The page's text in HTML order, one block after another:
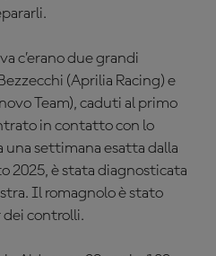
c’erano due grandi
(Aprilia Racing) e
Team), caduti al primo
in contatto con lo
una settimana esatta dalla
2025, è stata diagnosticata
Il romagnolo è stato
controlli.